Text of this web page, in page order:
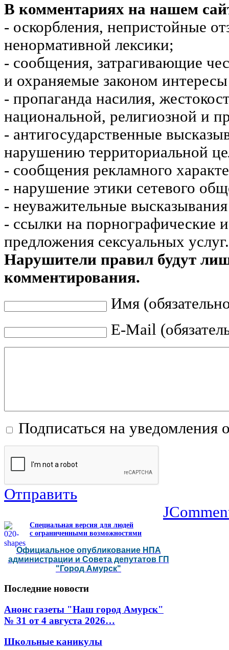
В комментариях на нашем
- оскорбления, непристойные
ненормативной лексики;
- сообщения, затрагивающие
и охраняемые законом
- пропаганда насилия,
национальной, религиозной и
- антигосударственные
нарушению территориальной
- сообщения рекламного
- нарушение этики сетевого
- неуважительные
- ссылки на порнографические
предложения сексуальных услуг.
Нарушители правил будут
комментирования.
Имя
E-Mail
Подписаться на уведомления
Отправить
Специальная версия для людей
с ограниченными возможностями
Официальное опубликование НПА
администрации и Совета депутатов ГП
"Город Амурск"
Последние новости
Анонс газеты "Наш город Амурск"
№ 31 от 4 августа 2026…
Школьные каникулы